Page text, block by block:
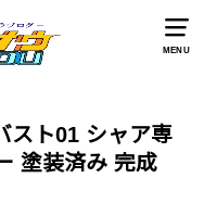
MENU
スト01 シャア専
塗装済み 完成